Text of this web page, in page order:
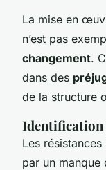
La mise en
n’est pas
changement.
dans des
de la structure
Identification
Les
par un manque